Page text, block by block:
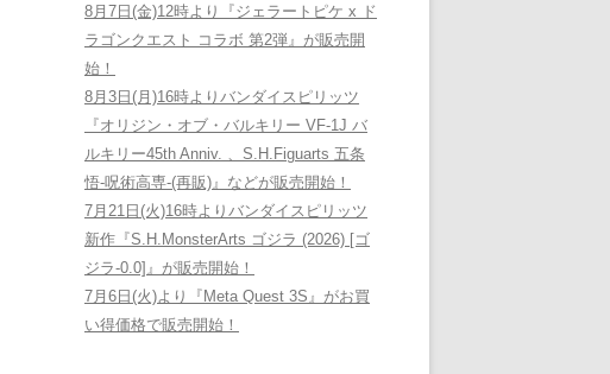
8月7日(金)12時より『ジェラートピケ x ド
ラゴンクエスト コラボ 第2弾』が販売開
始！
8月3日(月)16時よりバンダイスピリッツ
『オリジン・オブ・バルキリー VF-1J バ
ルキリー45th Anniv. 、S.H.Figuarts 五条
悟-呪術高専-(再販)』などが販売開始！
7月21日(火)16時よりバンダイスピリッツ
新作『S.H.MonsterArts ゴジラ (2026) [ゴ
ジラ-0.0]』が販売開始！
7月6日(火)より『Meta Quest 3S』がお買
い得価格で販売開始！